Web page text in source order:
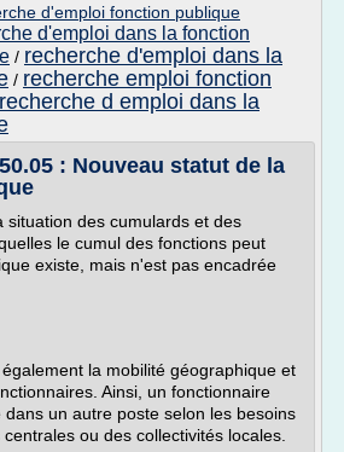
d'emploi fonction publique
d'emploi dans la fonction
/ recherche d'emploi dans la
/ recherche emploi fonction
recherche d emploi dans la
: Nouveau statut de la
situation des cumulards et des
le cumul des fonctions peut
existe, mais n'est pas encadrée
la mobilité géographique et
Ainsi, un fonctionnaire
un autre poste selon les besoins
ou des collectivités locales.